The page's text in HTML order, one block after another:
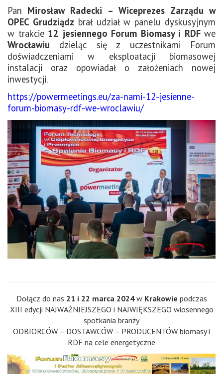
Pan Mirosław Radecki – Wiceprezes Zarządu w
OPEC Grudziądz brał udział w panelu dyskusyjnym
w trakcie 12 jesiennego Forum Biomasy i RDFwe
Wrocławiu dzieląc się z uczestnikami Forum
doświadczeniami w eksploatacji biomasowej
instalacji oraz opowiadał o założeniach nowej
inwestycji.
https://powermeetings.eu/za-nami-12-jesienne-
forum-biomasy-rdf-we-wroclawiu/
Dołącz do nas 21 i 22 marca 2024w Krakowie podczas
XIII edycji NAJWAŻNIEJSZEGO i NAJWIĘKSZEGO wiosennego
spotkania branży
ODBIORCÓW – DOSTAWCÓW – PRODUCENTÓW biomasy i
RDF na cele energetyczne